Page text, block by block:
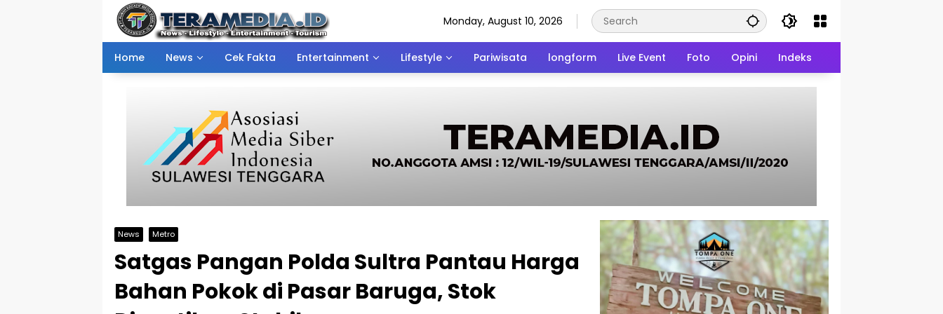
Monday, August 10, 2026
Home News Cek Fakta Entertainment Lifestyle Pariwisata longform Live Event Foto Opini Indeks
News Metro
Satgas Pangan Polda Sultra Pantau Harga
Bahan Pokok di Pasar Baruga, Stok